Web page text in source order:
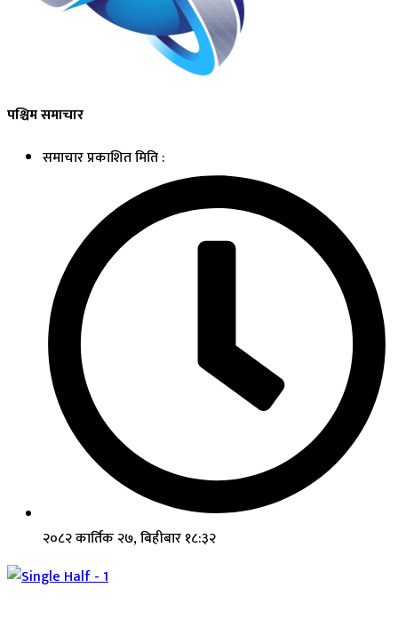
पश्चिम समाचार
समाचार प्रकाशित मिति :
२०८२ कार्तिक २७, बिहीबार १८:३२